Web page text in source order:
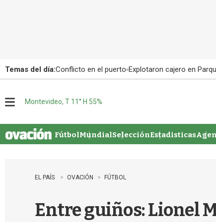
Temas del día:Conflicto en el puerto Explotaron cajero en
u
Montevideo, T 11° H 55%
FútbolMundialSelecciónEstadisticas
EL PAÍS OVACIÓN FÚTBOL
Entre guiños: Lionel